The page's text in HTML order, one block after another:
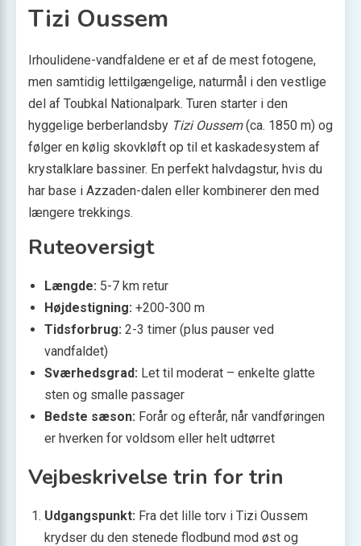
Tizi Oussem
Irhoulidene-vandfaldene er et af de mest fotogene,
men samtidig lettilgængelige, naturmål i den vestlige
del af Toubkal Nationalpark. Turen starter i den
hyggelige berberlandsby Tizi Oussem(ca. 1850 m) og
følger en kølig skovkløft op til et kaskadesystem af
krystalklare bassiner. En perfekt halvdagstur, hvis du
har base i Azzaden-dalen eller kombinerer den med
længere trekkings.
Ruteoversigt
Længde: 5-7 km retur
Højdestigning: +200-300 m
Tidsforbrug: 2-3 timer (plus pauser ved
vandfaldet)
Sværhedsgrad: Let til moderat – enkelte glatte
sten og smalle passager
Bedste sæson: Forår og efterår, når vandføringen
er hverken for voldsom eller helt udtørret
Vejbeskrivelse trin for trin
Udgangspunkt: Fra det lille torv i Tizi Oussem
krydser du den stenede flodbund mod øst og